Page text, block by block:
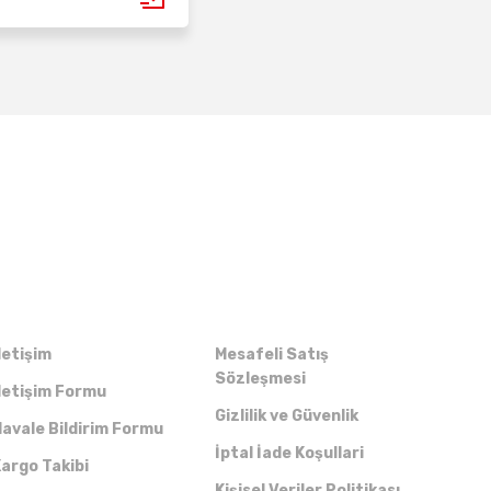
Formu
Bildirim Formu
Takibi
Mesafeli Satış
Sözleşmesi
Gizlilik ve Güvenlik
İptal İade Koşullari